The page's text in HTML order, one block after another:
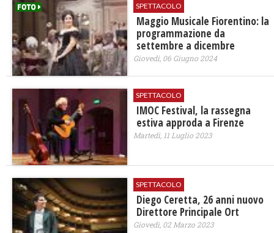
SPETTACOLO
Maggio Musicale Fiorentino: la
programmazione da
settembre a dicembre
Giovedì, 06 Giugno 2024
SPETTACOLO
IMOC Festival, la rassegna
estiva approda a Firenze
Martedì, 11 Luglio 2023
SPETTACOLO
Diego Ceretta, 26 anni nuovo
Direttore Principale Ort
Giovedì, 02 Marzo 2023